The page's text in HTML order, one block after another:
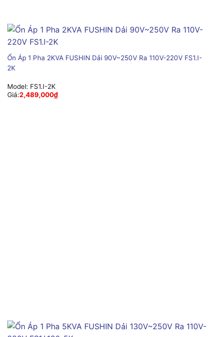
Ổn Áp 1 Pha 2KVA FUSHIN Dải 90V~250V Ra 110V-220V FS1.I-
2K
Model: FS1.I-2K
Giá:2,489,000₫